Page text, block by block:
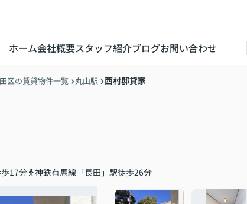
ホーム会社概要スタッフ紹介ブログお問い合わせ
区の賃貸物件一覧 丸山駅 西村邸貸家
17分 神鉄有馬線「長田」駅徒歩26分